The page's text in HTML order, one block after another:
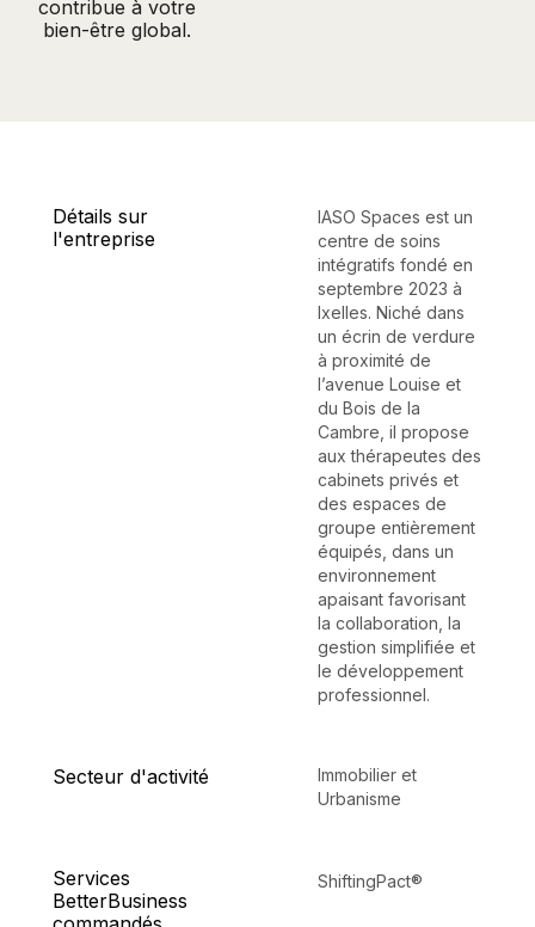
contribue à votre
bien-être global.
Détails sur
l'entreprise
IASO Spaces est un
centre de soins
intégratifs fondé en
septembre 2023 à
Ixelles. Niché dans
un écrin de verdure
à proximité de
l’avenue Louise et
du Bois de la
Cambre, il propose
aux thérapeutes des
cabinets privés et
des espaces de
groupe entièrement
équipés, dans un
environnement
apaisant favorisant
la collaboration, la
gestion simplifiée et
le développement
professionnel.
Secteur d'activité
Immobilier et
Urbanisme
Services
BetterBusiness
ShiftingPact®